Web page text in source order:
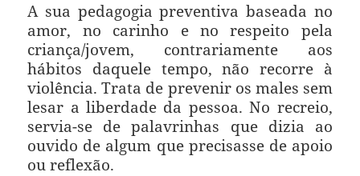
A sua pedagogia preventiva baseada no
amor, no carinho e no respeito pela
criança/jovem, contrariamente aos
hábitos daquele tempo, não recorre à
violência. Trata de prevenir os males sem
lesar a liberdade da pessoa. No recreio,
servia-se de palavrinhas que dizia ao
ouvido de algum que precisasse de apoio
ou reflexão.